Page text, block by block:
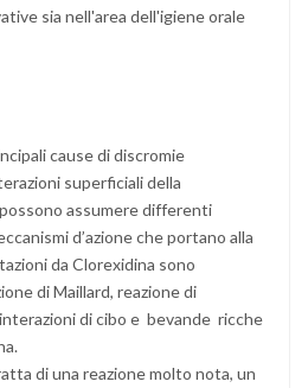
sia nell'area dell'igiene orale
cause di discromie
superficiali della
assumere differenti
d’azione che portano alla
da Clorexidina sono
di Maillard, reazione di
di cibo e bevande ricche
di una reazione molto nota, un